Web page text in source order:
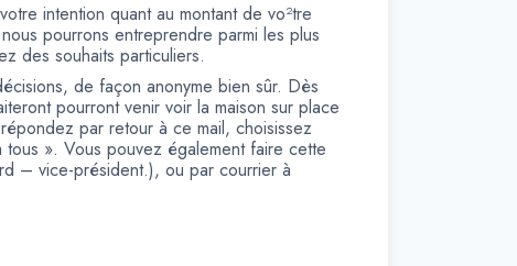
intention quant au montant de vo²tre
pourrons entreprendre parmi les plus
des souhaits particuliers.
de façon anonyme bien sûr. Dès
pourront venir voir la maison sur place
par retour à ce mail, choisissez
». Vous pouvez également faire cette
– vice-président.), ou par courrier à